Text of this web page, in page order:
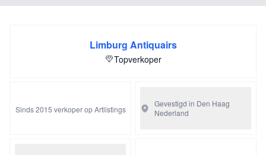
Limburg Antiquairs
Topverkoper
Sinds 2015 verkoper op Artlistings
Gevestigd in Den Haag
Nederland